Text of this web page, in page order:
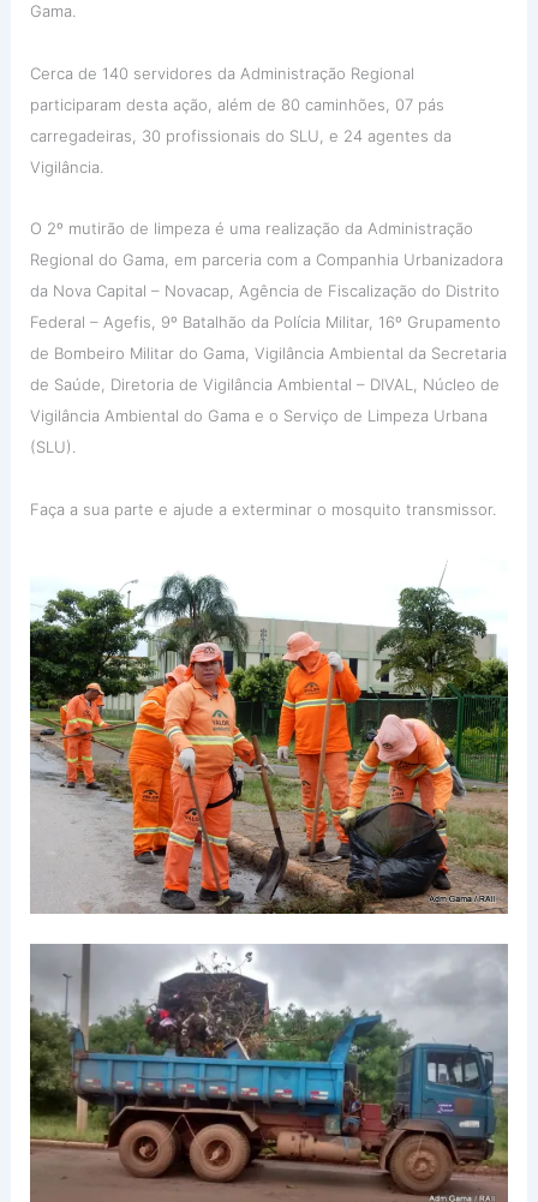
Gama.
Cerca de 140 servidores da Administração Regional
participaram desta ação, além de 80 caminhões, 07 pás
carregadeiras, 30 profissionais do SLU, e 24 agentes da
Vigilância.
O 2º mutirão de limpeza é uma realização da Administração
Regional do Gama, em parceria com a Companhia Urbanizadora
da Nova Capital – Novacap, Agência de Fiscalização do Distrito
Federal – Agefis, 9º Batalhão da Polícia Militar, 16º Grupamento
de Bombeiro Militar do Gama, Vigilância Ambiental da Secretaria
de Saúde, Diretoria de Vigilância Ambiental – DIVAL, Núcleo de
Vigilância Ambiental do Gama e o Serviço de Limpeza Urbana
(SLU).
Faça a sua parte e ajude a exterminar o mosquito transmissor.